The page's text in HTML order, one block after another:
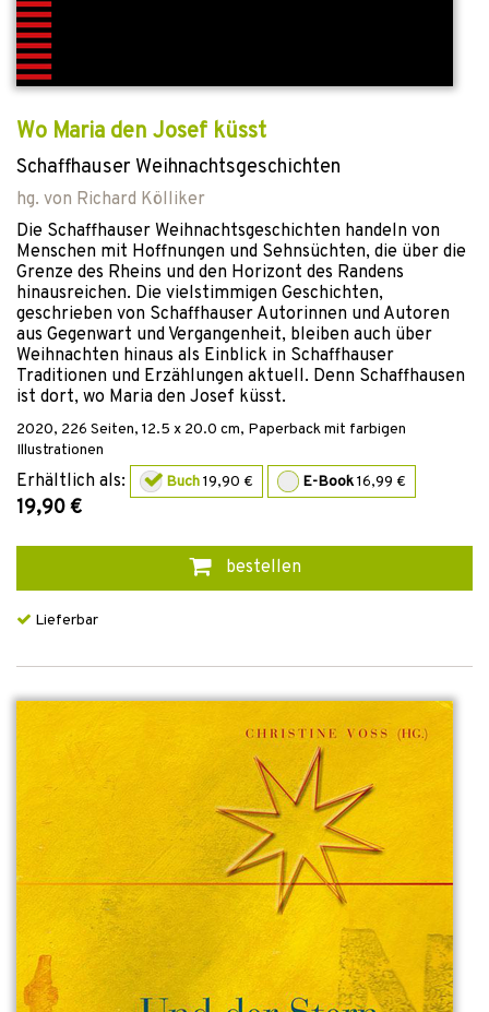
Wo Maria den Josef küsst
Schaffhauser Weihnachtsgeschichten
hg. von Richard Kölliker
Die Schaffhauser Weihnachtsgeschichten handeln von
Menschen mit Hoffnungen und Sehnsüchten, die über die
Grenze des Rheins und den Horizont des Randens
hinausreichen. Die vielstimmigen Geschichten,
geschrieben von Schaffhauser Autorinnen und Autoren
aus Gegenwart und Vergangenheit, bleiben auch über
Weihnachten hinaus als Einblick in Schaffhauser
Traditionen und Erzählungen aktuell. Denn Schaffhausen
ist dort, wo Maria den Josef küsst.
2020, 226 Seiten, 12.5 x 20.0 cm, Paperback mit farbigen
Illustrationen
Erhältlich als: Buch19,90 € E-Book16,99 €
19,90 €
bestellen
Lieferbar